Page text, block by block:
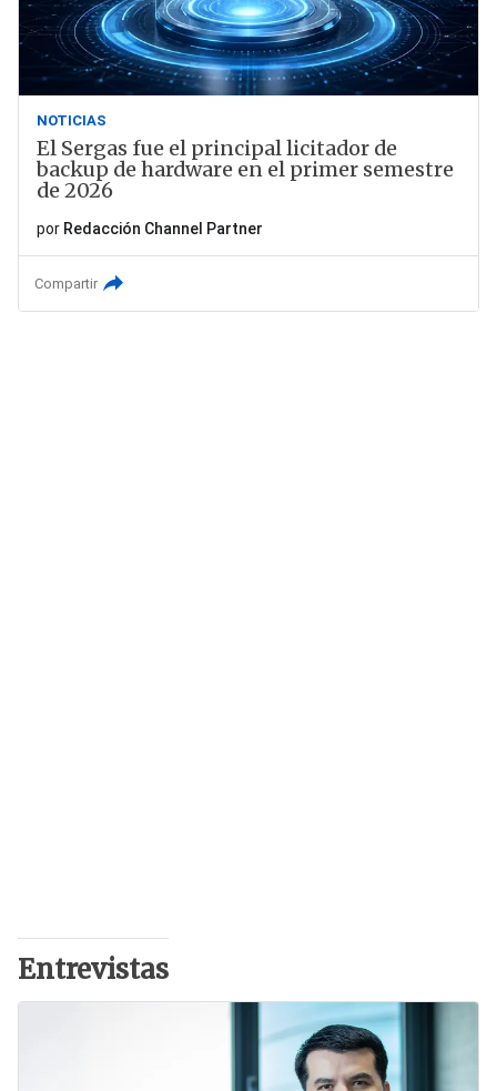
NOTICIAS
El Sergas fue el principal licitador de
backup de hardware en el primer semestre
de 2026
por Redacción Channel Partner
Compartir
Entrevistas